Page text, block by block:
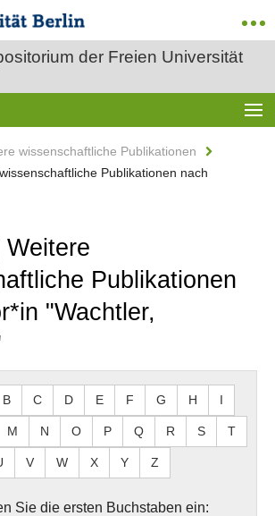
der Freien Universität
wissenschaftliche Publikationen
Publikationen nach
Publikationen
"Wachtler,
B C D E F G H I
M N O P Q R S T
V W X Y Z
Sie die ersten Buchstaben ein: